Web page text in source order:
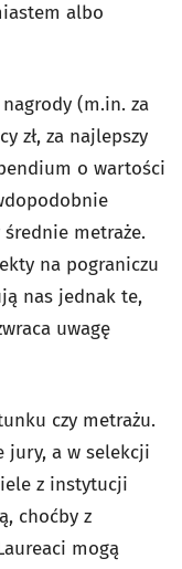
albo
(m.in. za
zł, za najlepszy
o wartości
metraże.
na pograniczu
nas jednak te,
uwagę
czy metrażu.
jury, a w selekcji
z instytucji
choćby z
mogą